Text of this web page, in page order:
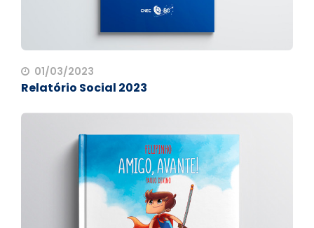
01/03/2023
Relatório Social 2023